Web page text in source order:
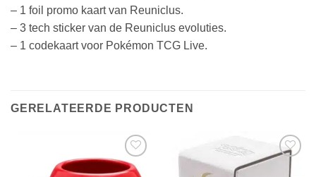
– 1 foil promo kaart van Reuniclus.
– 3 tech sticker van de Reuniclus evoluties.
– 1 codekaart voor Pokémon TCG Live.
GERELATEERDE PRODUCTEN